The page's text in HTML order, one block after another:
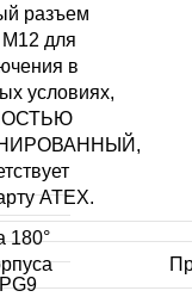
180°
разъем
для
в
условиях,
ATEX.